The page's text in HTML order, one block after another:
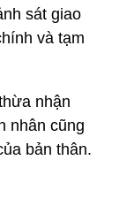
sát giao
và tạm
nhận
nhân cũng
bản thân.